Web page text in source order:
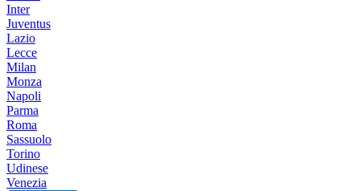
Inter
Juventus
Lazio
Lecce
Milan
Monza
Napoli
Parma
Roma
Sassuolo
Torino
Udinese
Venezia